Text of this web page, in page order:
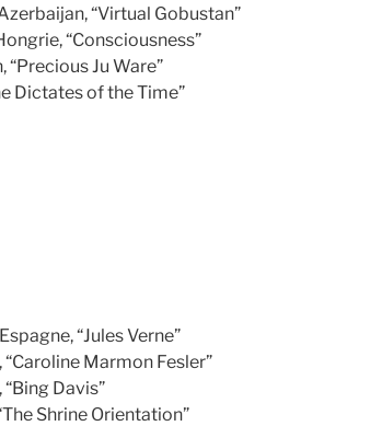
“Virtual Gobustan”
“Consciousness”
Ju Ware”
Dictates of the Time”
“Jules Verne”
Marmon Fesler”
Davis”
Shrine Orientation”